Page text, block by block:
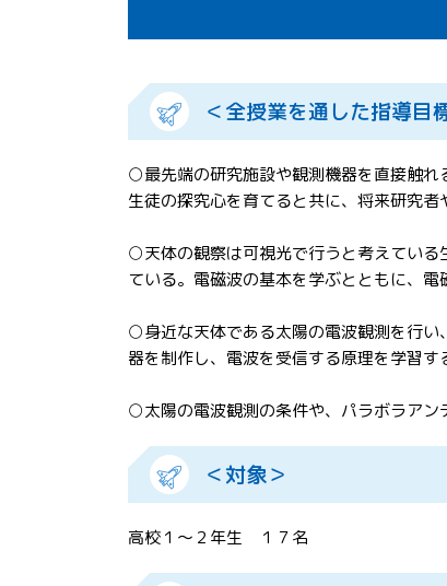
＜全授業を通した指導目
○最先端の研究施設や観測機器を直接触れ
生徒の探究心を育てると共に、将来研究者
○天体の観察は可視光で行うと考えている
ている。電磁波の基本を学ぶとともに、
○身近な天体である太陽の電波観測を行い
器を制作し、電波を受信する原理を学習す
○太陽の電波観測の条件や、パラボラアン
＜対象＞
高校１～２年生 １７名